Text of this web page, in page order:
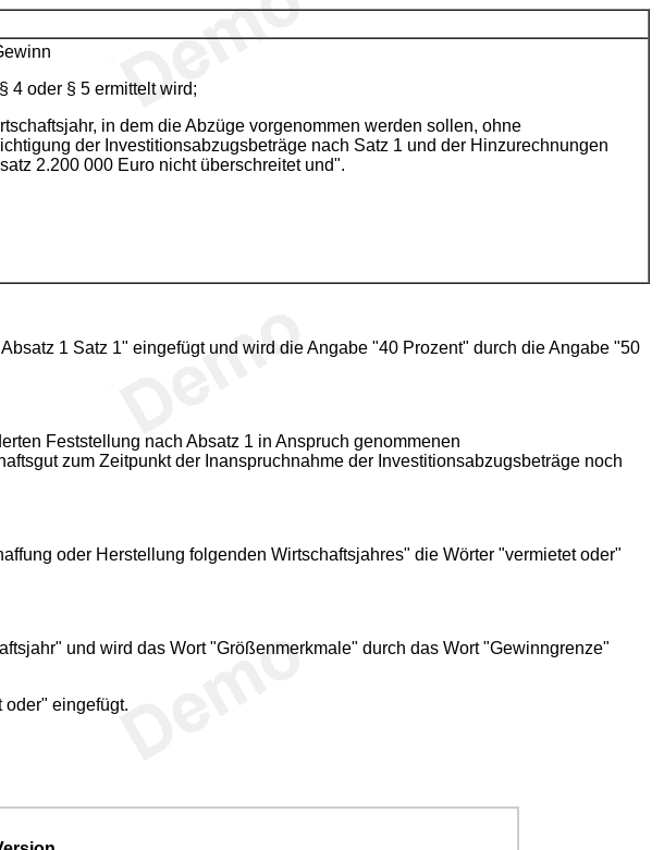
4 oder § 5 ermittelt wird;
in dem die Abzüge vorgenommen werden sollen, ohne
der Investitionsabzugsbeträge nach Satz 1 und der Hinzurechnungen
2.200 000 Euro nicht überschreitet und".
1 Satz 1" eingefügt und wird die Angabe "40 Prozent" durch die Angabe "50
Feststellung nach Absatz 1 in Anspruch genommenen
zum Zeitpunkt der Inanspruchnahme der Investitionsabzugsbeträge noch
oder Herstellung folgenden Wirtschaftsjahres" die Wörter "vermietet oder"
und wird das Wort "Größenmerkmale" durch das Wort "Gewinngrenze"
oder" eingefügt.